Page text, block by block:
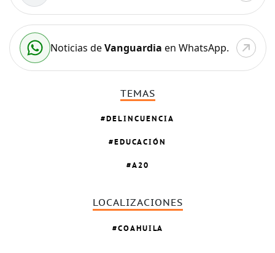
Noticias deVanguardia en WhatsApp.
TEMAS
DELINCUENCIA
EDUCACIÓN
A20
LOCALIZACIONES
COAHUILA